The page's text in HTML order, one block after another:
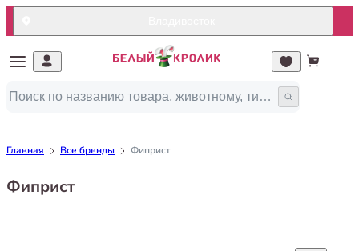
Главная Все бренды Фиприст
Фиприст